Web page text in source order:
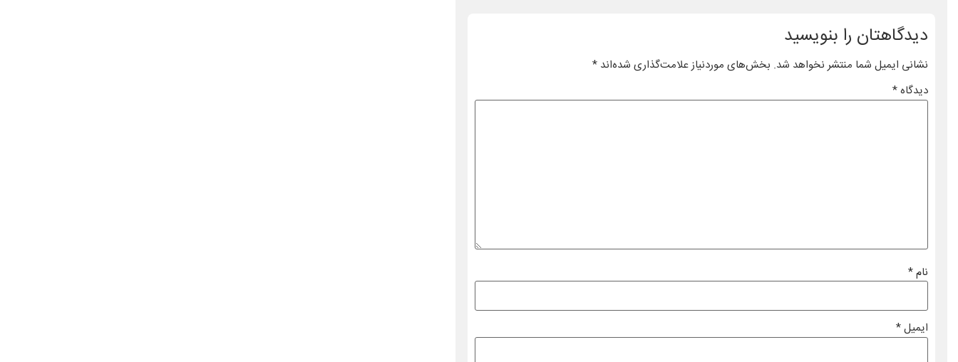
دیدگاهتان را بنویسید
نشانی ایمیل شما منتشر نخواهد شد. بخش‌های موردنیاز علامت‌گذاری شده‌اند*
دیدگاه*
نام*
ایمیل*